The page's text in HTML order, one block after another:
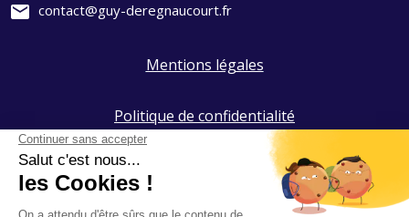
mail contact@guy-deregnaucourt.fr
Mentions légales
Politique de confidentialité